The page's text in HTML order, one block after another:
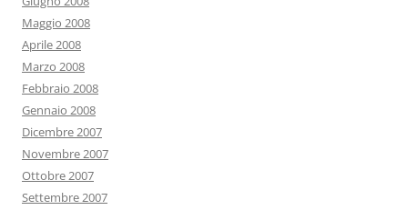
Maggio 2008
Aprile 2008
Marzo 2008
Febbraio 2008
Gennaio 2008
Dicembre 2007
Novembre 2007
Ottobre 2007
Settembre 2007